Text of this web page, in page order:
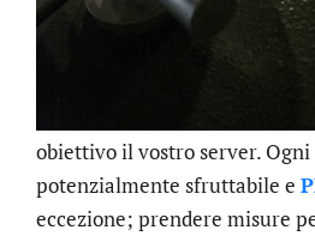
obiettivo il vostro server.
potenzialmente sfruttabile e
eccezione; prendere misure